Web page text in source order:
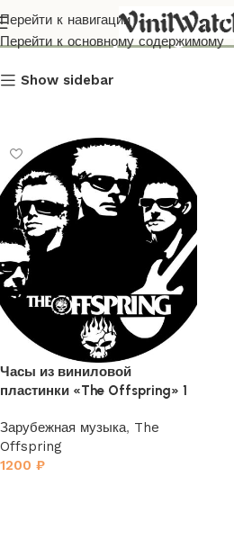
Перейти к навигации
Перейти к основному содержимому
Offspring
Show sidebar
Часы из виниловой
пластинки «The Offspring» 1
Зарубежная музыка, The
Offspring
1200 ₽